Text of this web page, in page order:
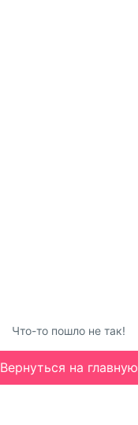
Что-то пошло не так!
Вернуться на главную